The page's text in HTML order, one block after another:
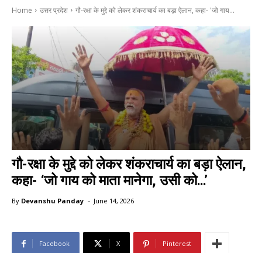
Home उत्तर प्रदेश गौ-रक्षा के मुद्दे को लेकर शंकराचार्य का बड़ा ऐलान, कहा- 'जो गाय...
गौ-रक्षा के मुद्दे को लेकर शंकराचार्य का बड़ा ऐलान,
कहा- ‘जो गाय को माता मानेगा, उसी को…’
By Devanshu Panday - June 14, 2026
Facebook X Pinterest